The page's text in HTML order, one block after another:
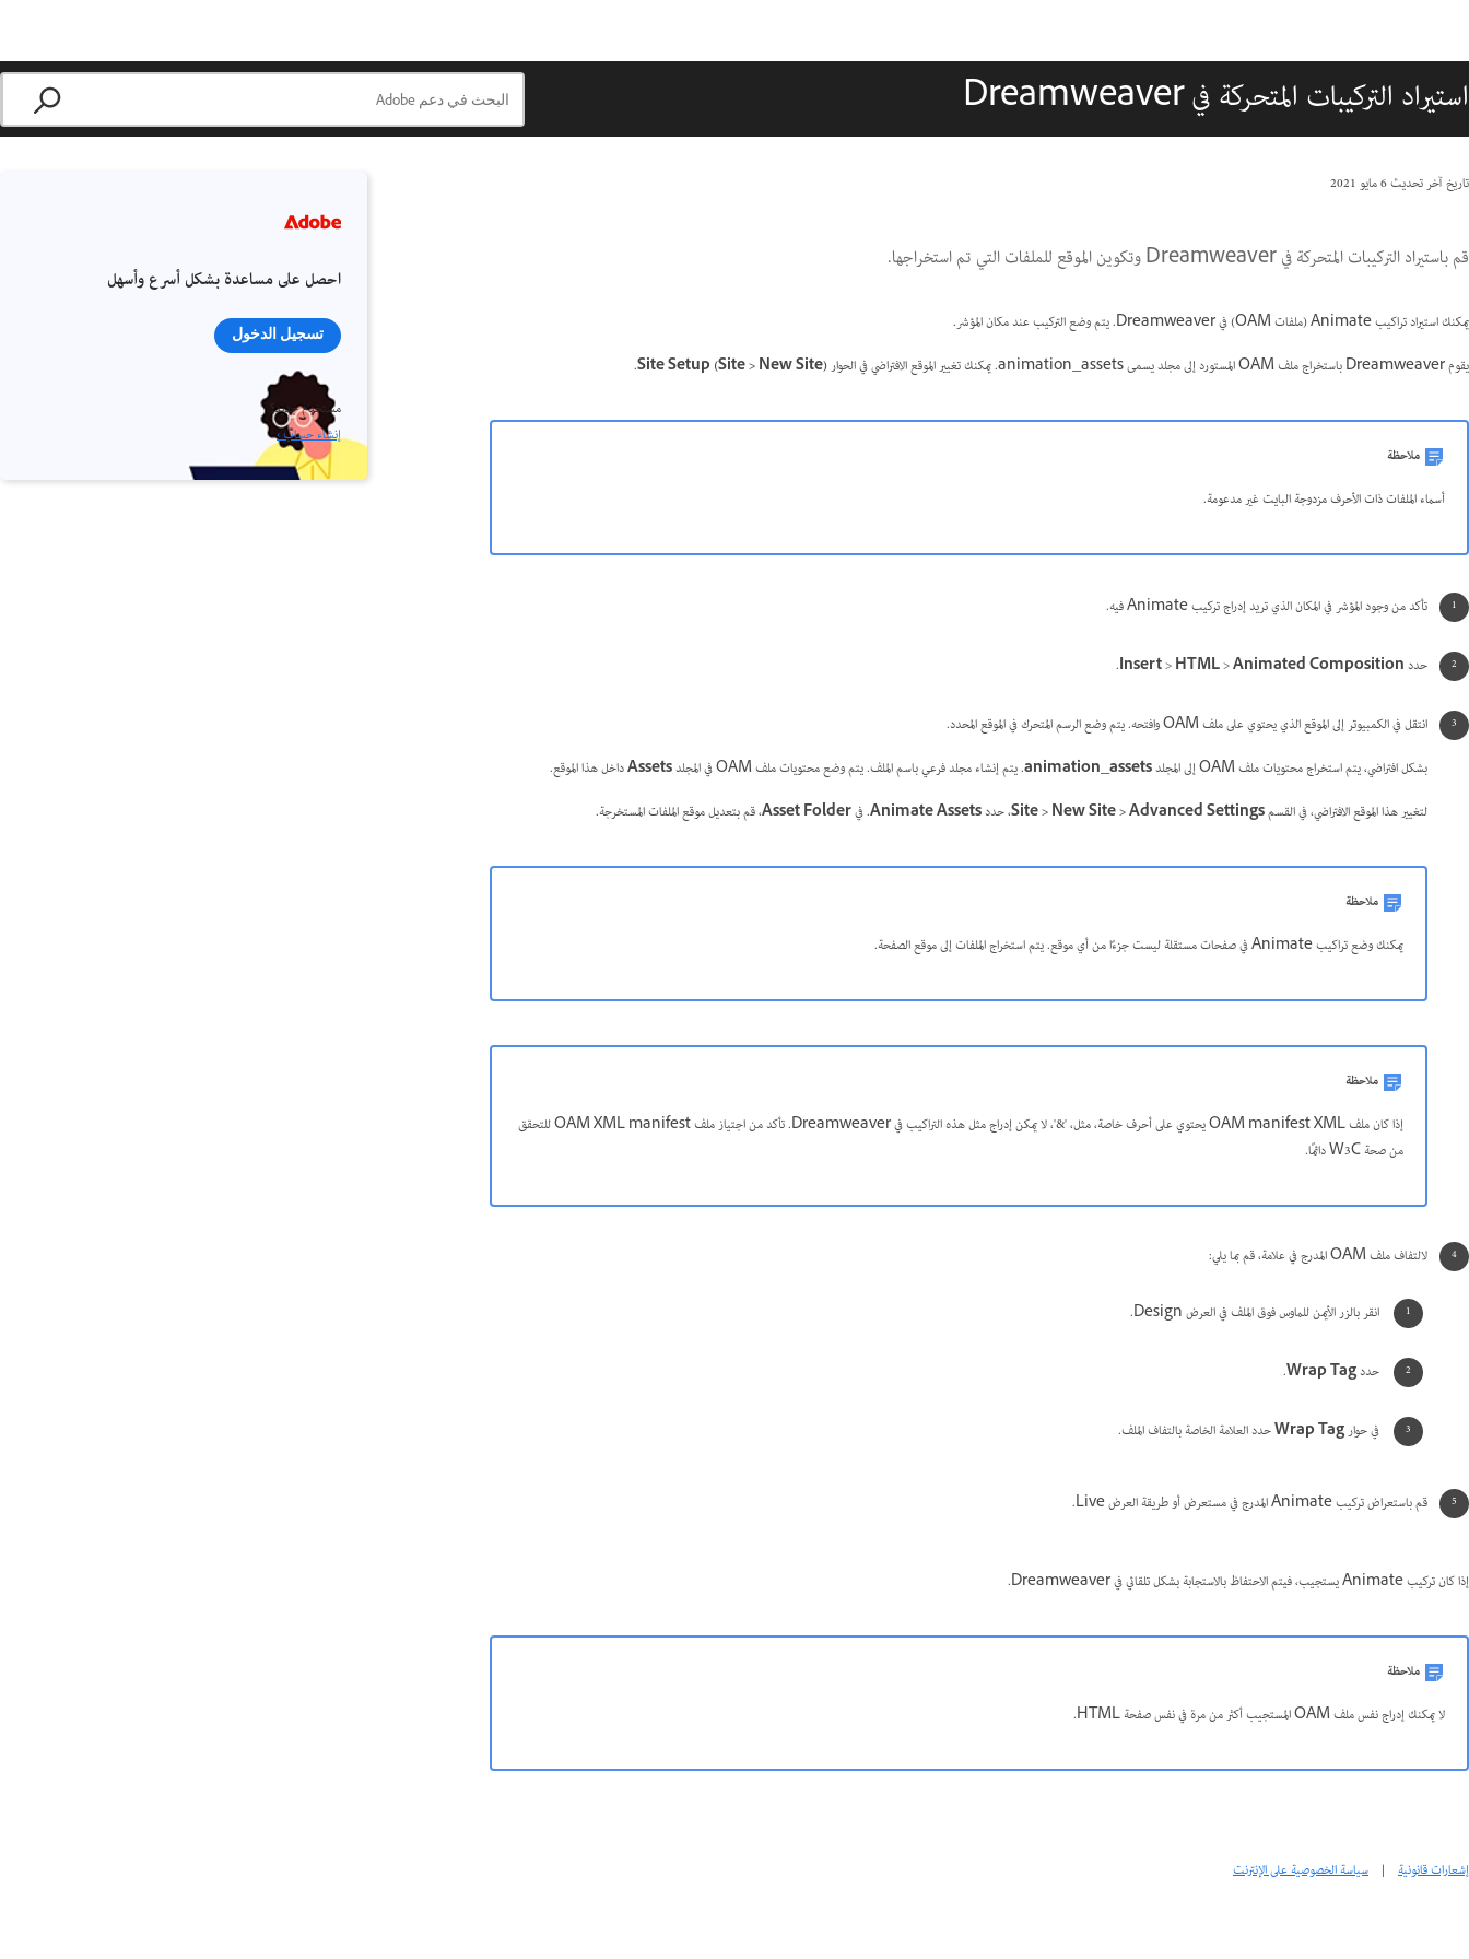
استيراد التركيبات المتحركة في Dreamweaver
تاريخ آخر تحديث6 مايو 2021
قم باستيراد التركيبات المتحركة في Dreamweaver وتكوين الموقع للملفات التي تم استخراجها.
يمكنك استيراد تراكيب Animate (ملفات OAM) في Dreamweaver. يتم وضع التركيب عند مكان المؤشر.
يقوم Dreamweaver باستخراج ملف OAM المستورد إلى مجلد يسمى animation_assets. يمكنك تغيير الموقع الافتراضي في الحوار
Site Setup(Site > New Site)
.
ملاحظة
أسماء الملفات ذات الأحرف مزدوجة البايت غير مدعومة.
تأكد من وجود المؤشر في المكان الذي تريد إدراج تركيب Animate فيه.
حدد Insert>HTML>Animated Composition
.
انتقل في الكمبيوتر إلى الموقع الذي يحتوي على ملف OAM وافتحه. يتم وضع الرسم المتحرك في الموقع المحدد.
بشكل افتراضي، يتم استخراج محتويات ملف OAM إلى المجلد
. يتم إنشاء مجلد فرعي باسم الملف. يتم وضع محتويات ملف OAM في المجلد Assetsداخل هذا الموقع.
لتغيير هذا الموقع الافتراضي، في القسمSite > New Site > Advanced Settings، حددAnimate Assets. فيAsset Folder، قم بتعديل موقع الملفات المستخرجة.
ملاحظة
يمكنك وضع تراكيب Animate في صفحات مستقلة ليست جزءًا من أي موقع. يتم استخراج الملفات إلى موقع الصفحة.
ملاحظة
إذا كان ملف OAM manifest XML يحتوي على أحرف خاصة، مثل، '&'، لا يمكن إدراج مثل هذه التراكيب في Dreamweaver. تأكد من اجتياز ملف OAM XML manifest للتحقق
من صحة W3C دائمًا.
لالتفاف ملف OAM المدرج في علامة، قم بما يلي:
انقر بالزر الأيمن للماوس فوق الملف في العرض Design.
حددWrap Tag
.
في حوارWrap Tagحدد العلامة الخاصة بالتفاف الملف.
قم باستعراض تركيب Animate المدرج في مستعرض أو طريقة العرض Live.
إذا كان تركيب Animate يستجيب، فيتم الاحتفاظ بالاستجابة بشكل تلقائي في Dreamweaver.
ملاحظة
لا يمكنك إدراج نفس ملف OAM المستجيب أكثر من مرة في نفس صفحة HTML.
احصل على مساعدة بشكل أسرع وأسهل
تسجيل الدخول
مستخدم جديد؟
إنشاء حساب ›
إشعارات قانونية | سياسة الخصوصية على الإنترنت